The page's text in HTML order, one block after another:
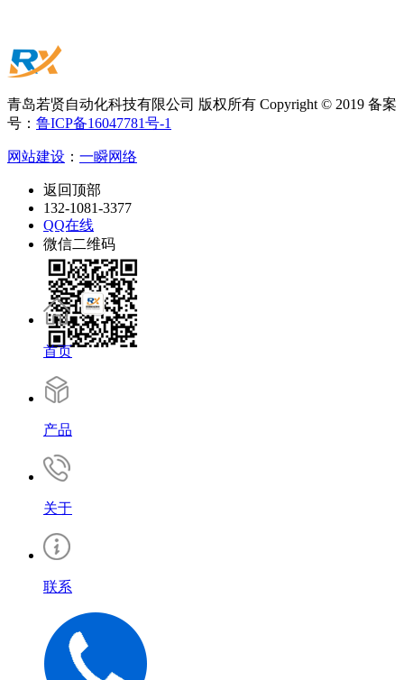
青岛若贤自动化科技有限公司 版权所有 Copyright © 2019 备案
号： 鲁ICP备16047781号-1
网站建设 ： 一瞬网络
返回顶部
132-1081-3377
QQ在线
微信二维码
首页
产品
关于
联系